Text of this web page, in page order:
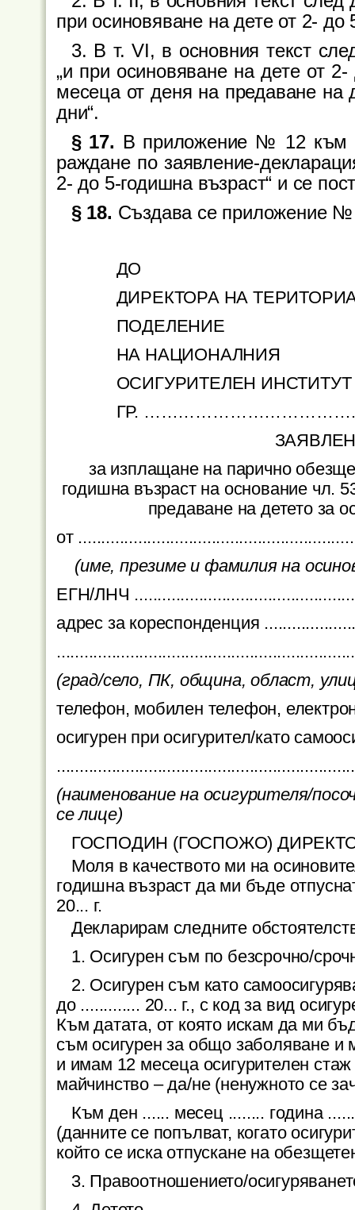
при осиновяване на дете от 2- до
3. В т. VI, в основния текст
„и при осиновяване на дете от
месеца от деня на предаване на
дни“.
§ 17.
В приложение № 12 към
раждане по заявление-
2- до 5-годишна възраст“ и се
§ 18. Създава се приложение
ДО
ДИРЕКТОРА НА
ПОДЕЛЕНИЕ
НА НАЦИОНАЛНИЯ
ОСИГУРИТЕЛЕН ИНСТИТУТ
ГР.
за изплащане на парично
годишна възраст на основание чл.
предаване на детето за
от
(име, презиме и фамилия на
ЕГН/ЛНЧ
адрес за кореспонденция
(град/село, ПК, община, област,
телефон, мобилен телефон,
осигурен при осигурител/като
(наименование на осигурителя/
се лице)
ГОСПОДИН (ГОСПОЖО)
Моля в качеството ми на
годишна възраст да ми бъде
20... г.
Декларирам следните
1. Осигурен съм по безсрочно/
2. Осигурен съм като
до ............. 20... г., с код за вид
Към датата, от която искам да ми
съм осигурен за общо заболяване и
и имам 12 месеца осигурителен
майчинство – да/не (ненужното се
Към ден ...... месец ........ година
(данните се попълват, когато
който се иска отпускане на
3. Правоотношението/